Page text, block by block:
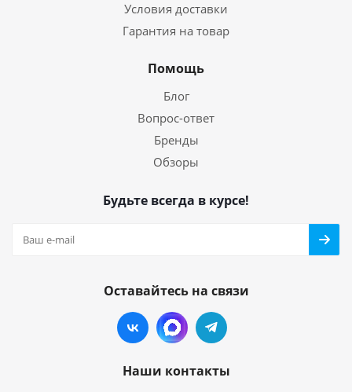
Условия доставки
Гарантия на товар
Помощь
Блог
Вопрос-ответ
Бренды
Обзоры
Будьте всегда в курсе!
Оставайтесь на связи
Наши контакты